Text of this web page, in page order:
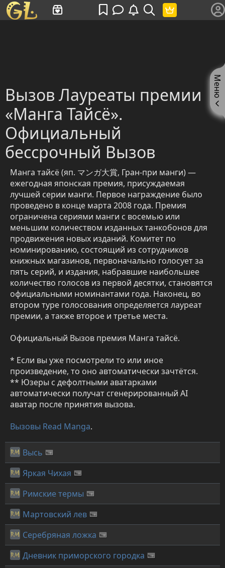
Вызов Лауреаты премии
«Манга Тайсё».
Официальный
бессрочный Вызов
Манга тайсё (яп. マンガ大賞, Гран-при манги) —
ежегодная японская премия, присуждаемая
лучшей серии манги. Первое награждение было
проведено в конце марта 2008 года. Премия
ограничена сериями манги с восемью или
меньшим количеством изданных танкобонов для
продвижения новых изданий. Комитет по
номинированию, состоящий из сотрудников
книжных магазинов, первоначально голосует за
пять серий, и издания, набравшие наибольшее
количество голосов из первой десятки, становятся
официальными номинантами года. Наконец, во
втором туре голосования определяется лауреат
премии, а также второе и третье места.
Официальный Вызов премия Манга тайсё.
* Если вы уже посмотрели то или иное
произведение, то оно автоматически зачтётся.
** Юзеры с дефолтными аватарками
автоматически получат сгенерированный AI
аватар после принятия вызова.
Вызовы Read Manga.
Высь
Яркая Чихая
Римские термы
Мартовский лев
Серебряная ложка
Дневник приморского городка
Меню